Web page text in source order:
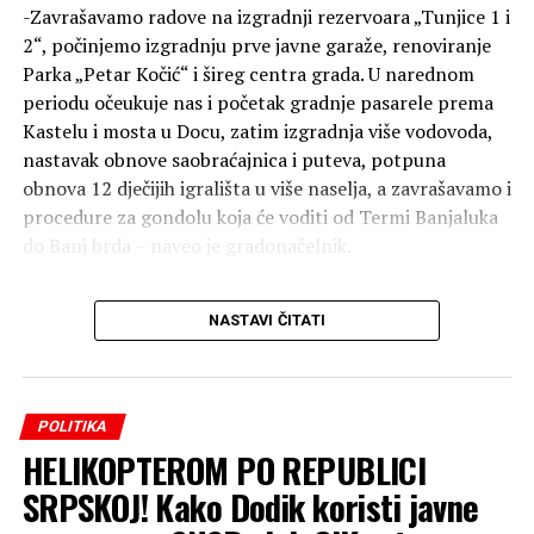
nevino stradalim – zaključio je Borenović.
-Zavrašavamo radove na izgradnji rezervoara „Tunjice 1 i
2“, počinjemo izgradnju prve javne garaže, renoviranje
Parka „Petar Kočić“ i šireg centra grada. U narednom
periodu očeukuje nas i početak gradnje pasarele prema
Kastelu i mosta u Docu, zatim izgradnja više vodovoda,
nastavak obnove saobraćajnica i puteva, potpuna
obnova 12 dječijih igrališta u više naselja, a zavrašavamo i
procedure za gondolu koja će voditi od Termi Banjaluka
do Banj brda – naveo je gradonačelnik.
Kako je kazao, novi projekti će dati jedan novi obris našoj
-U Banjaluci se najviše gradi, a svojim građanima najviše
pruža. Nastavljamo put uspona, izgradnje i napretka i
želimo da se ovakva energija širi i po drugim gradovima u
Republici Srpskoj – zaključio je gradonačelnik.
Uz sve infrastrukturne projekte, kako je dodao –
NASTAVI ČITATI
POLITIKA
HELIKOPTEROM PO REPUBLICI
SRPSKOJ! Kako Dodik koristi javne